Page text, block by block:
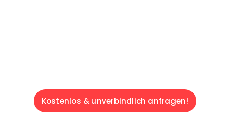
Kostenlos & unverbindlich anfragen!